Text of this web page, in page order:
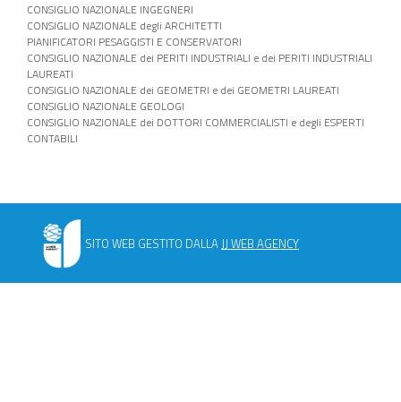
CONSIGLIO NAZIONALE INGEGNERI
CONSIGLIO NAZIONALE degli ARCHITETTI
PIANIFICATORI PESAGGISTI E CONSERVATORI
CONSIGLIO NAZIONALE dei PERITI INDUSTRIALI e dei PERITI INDUSTRIALI
LAUREATI
CONSIGLIO NAZIONALE dei GEOMETRI e dei GEOMETRI LAUREATI
CONSIGLIO NAZIONALE GEOLOGI
CONSIGLIO NAZIONALE dei DOTTORI COMMERCIALISTI e degli ESPERTI
CONTABILI
SITO WEB GESTITO DALLA JJ WEB AGENCY